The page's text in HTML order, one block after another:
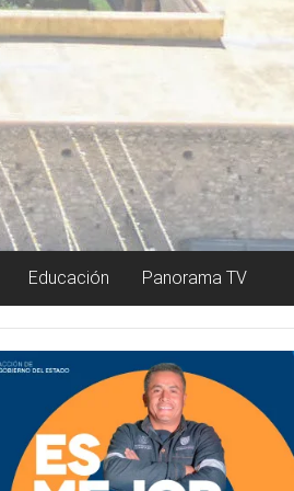
Educación Panorama TV